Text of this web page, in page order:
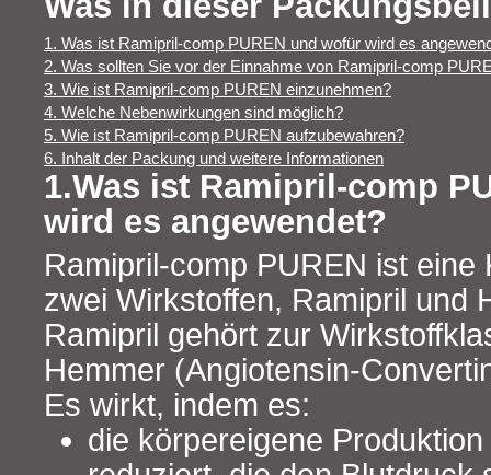
1. Was ist Ramipril-comp PUREN und wofür wird es
2. Was sollten Sie vor der Einnahme von Ramipril-comp
3. Wie ist Ramipril-comp PUREN einzunehmen?
4. Welche Nebenwirkungen sind möglich?
5. Wie ist Ramipril-comp PUREN aufzubewahren?
6. Inhalt der Packung und weitere Informationen
1.Was ist Ramipril-comp
wird es angewendet?
Ramipril-comp PUREN ist eine
zwei Wirkstoffen, Ramipril und
Ramipril gehört zur
Hemmer (Angiotensin-
Es wirkt, indem es:
die körpereigene